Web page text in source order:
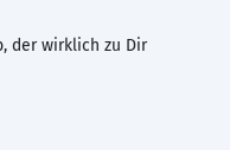
der wirklich zu Dir